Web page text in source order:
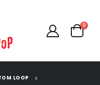
0
LOOP